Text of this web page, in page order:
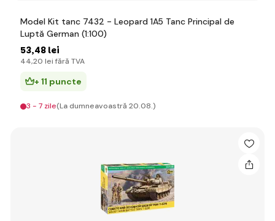
Model Kit tanc 7432 - Leopard 1A5 Tanc Principal de
Luptă German (1:100)
53,48 lei
44,20 lei fără TVA
+ 11 puncte
3 - 7 zile(La dumneavoastră 20.08.)